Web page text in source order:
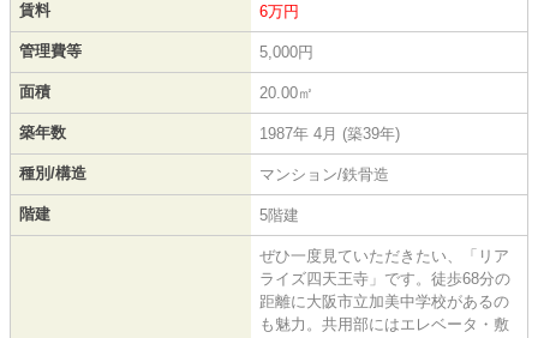
賃料 6万円
管理費等 5,000円
面積 20.00㎡
築年数 1987年 4月 (築39年)
種別/構造 マンション/鉄骨造
階建 5階建
ぜひ一度見ていただきたい、「リア
ライズ四天王寺」です。徒歩68分の
距離に大阪市立加美中学校があるの
も魅力。共用部にはエレベータ・敷